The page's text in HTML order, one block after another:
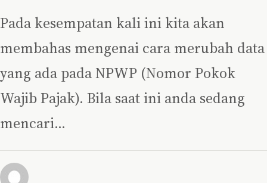
Pada kesempatan kali ini kita akan
membahas mengenai cara merubah data
yang ada pada NPWP (Nomor Pokok
Wajib Pajak). Bila saat ini anda sedang
mencari…